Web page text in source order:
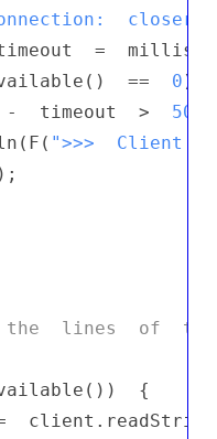
=
==
0 )
-  timeout  >
5000
">>>  Client
lines  of  the
{